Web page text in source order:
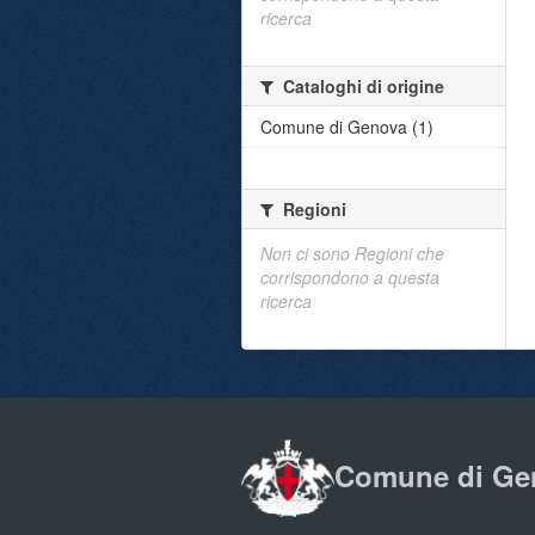
ricerca
Cataloghi di origine
Comune di Genova (1)
Regioni
Non ci sono Regioni che
corrispondono a questa
ricerca
Comune di